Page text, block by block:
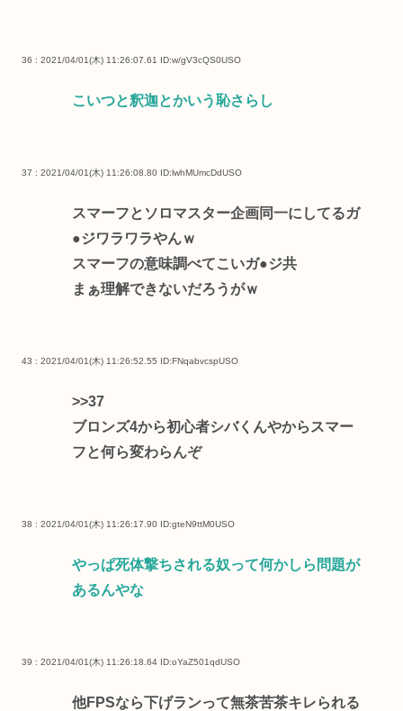
36 : 2021/04/01(木) 11:26:07.61 ID:w/gV3cQS0USO
こいつと釈迦とかいう恥さらし
37 : 2021/04/01(木) 11:26:08.80 ID:lwhMUmcDdUSO
スマーフとソロマスター企画同一にしてるガ
●ジワラワラやんｗ
スマーフの意味調べてこいガ●ジ共
まぁ理解できないだろうがｗ
43 : 2021/04/01(木) 11:26:52.55 ID:FNqabvcspUSO
>>37
ブロンズ4から初心者シバくんやからスマー
フと何ら変わらんぞ
38 : 2021/04/01(木) 11:26:17.90 ID:gteN9ttM0USO
やっぱ死体撃ちされる奴って何かしら問題が
あるんやな
39 : 2021/04/01(木) 11:26:18.64 ID:oYaZ501qdUSO
他FPSなら下げランって無茶苦茶キレられる